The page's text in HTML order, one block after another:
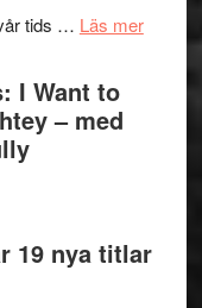
fokus
vokala
Folkets
–
en
tids … Läs merom
I Want to
– med
trailern19 nya titlar